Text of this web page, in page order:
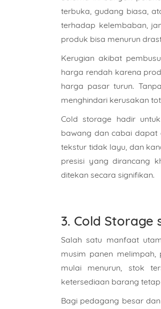
terbuka, gudang biasa,
terhadap kelembaban,
produk bisa menurun
Kerugian akibat
harga rendah karena
harga pasar turun.
menghindari kerusakan
Cold storage hadir
bawang dan cabai dapat
tekstur tidak layu, dan
presisi yang dirancang
ditekan secara signifikan.
3. Cold Storage
Salah satu manfaat
musim panen
mulai menurun, stok
ketersediaan barang
Bagi pedagang besar